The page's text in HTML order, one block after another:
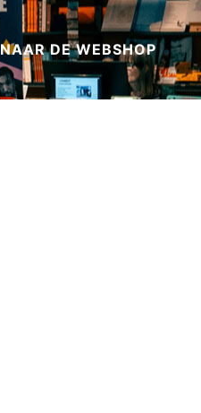
NAAR DE WEBSHOP